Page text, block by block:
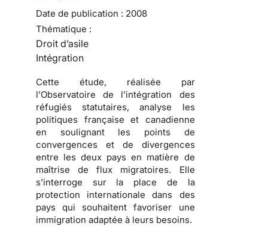
Date de publication : 2008
Thématique :
Droit d’asile
Intégration
Cette étude, réalisée par
l’Observatoire de l’intégration des
réfugiés statutaires, analyse les
politiques française et canadienne
en soulignant les points de
convergences et de divergences
entre les deux pays en matière de
maîtrise deflux migratoires. Elle
s’interroge sur la place de la
protection internationale dans des
pays qui souhaitent favoriser une
immigration adaptée à leurs besoins.